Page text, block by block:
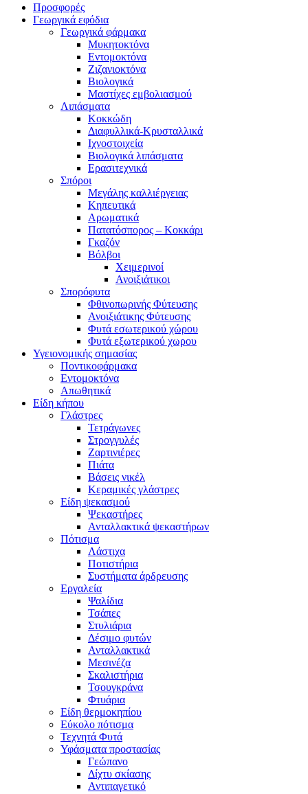
Προσφορές
Γεωργικά εφόδια
Γεωργικά φάρμακα
Μυκητοκτόνα
Εντομοκτόνα
Ζιζανιοκτόνα
Βιολογικά
Μαστίχες εμβολιασμού
Λιπάσματα
Κοκκώδη
Διαφυλλικά-Κρυσταλλικά
Ιχνοστοιχεία
Βιολογικά λιπάσματα
Ερασιτεχνικά
Σπόροι
Μεγάλης καλλιέργειας
Κηπευτικά
Αρωματικά
Πατατόσπορος – Κοκκάρι
Γκαζόν
Βόλβοι
Χειμερινοί
Ανοιξιάτικοι
Σπορόφυτα
Φθινοπωρινής Φύτευσης
Ανοιξιάτικης Φύτευσης
Φυτά εσωτερικού χώρου
Φυτά εξωτερικού χωρου
Υγειονομικής σημασίας
Ποντικοφάρμακα
Εντομοκτόνα
Απωθητικά
Είδη κήπου
Γλάστρες
Τετράγωνες
Στρογγυλές
Ζαρτινιέρες
Πιάτα
Βάσεις νικέλ
Κεραμικές γλάστρες
Είδη ψεκασμού
Ψεκαστήρες
Ανταλλακτικά ψεκαστήρων
Πότισμα
Λάστιχα
Ποτιστήρια
Συστήματα άρδρευσης
Εργαλεία
Ψαλίδια
Τσάπες
Στυλιάρια
Δέσιμο φυτών
Ανταλλακτικά
Μεσινέζα
Σκαλιστήρια
Τσουγκράνα
Φτυάρια
Είδη θερμοκηπίου
Εύκολο πότισμα
Τεχνητά Φυτά
Υφάσματα προστασίας
Γεώπανο
Δίχτυ σκίασης
Αντιπαγετικό